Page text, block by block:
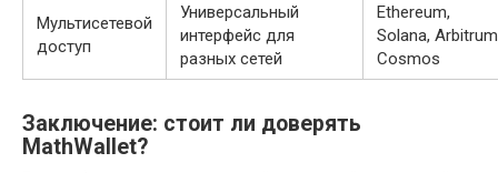
Мультисетевой
доступ
Универсальный
интерфейс для
разных сетей
Ethereum,
Solana,
Cosmos
Заключение: стоит ли доверять
MathWallet?